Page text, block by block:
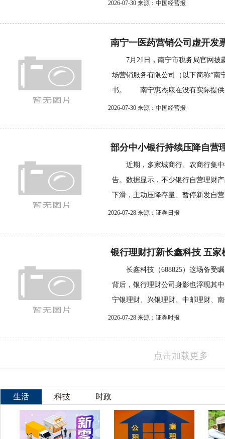
2026-07-30 来源：中国经营报
南宁一医药营销公司虚开发
7月21日，南宁市税务局官网披
场营销服务有限公司（以下简称“南
书。 南宁惠杰康在没有实际提供
2026-07-30 来源：中国经营报
部分中小银行持续压降自营
近期，多家城商行、农商行集中
告。数据显示，不少银行自营理财
下滑，主动压降存量、暂停新发自
2026-07-28 来源：证券日报
银行理财打新长鑫科技 五家
长鑫科技（688825）这场备受瞩
背后，银行理财公司身影也浮现
宁银理财、兴银理财、中邮理财、
2026-07-28 来源：证券时报
点击加载更多
生活 科技 时政